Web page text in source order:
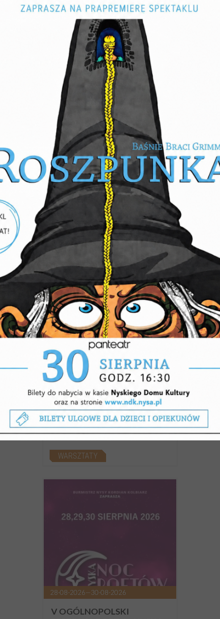
NOX MYSTERIORUM –
NOCNE ZWIEDZANIE NYSY
Odkryj sekrety miasta po zmroku!
SPACER
24-08-2026—26-08-2026
WAKACJE Z FOLKLOREM
PRZYGODA Z POLSKIM
TAŃCEM LUDOWYM
CZWARTEK, 27-08-2026
NABÓR DO
AMATORSKIEGO RUCHU
ARTYSTYCZNEGO
WARSZTATY
28-08-2026—30-08-2026
V OGÓLNOPOLSKI